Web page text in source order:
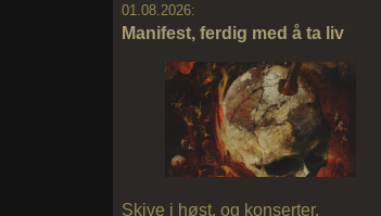
01.08.2026:
Manifest, ferdig med å ta liv
Skive i høst, og konserter.